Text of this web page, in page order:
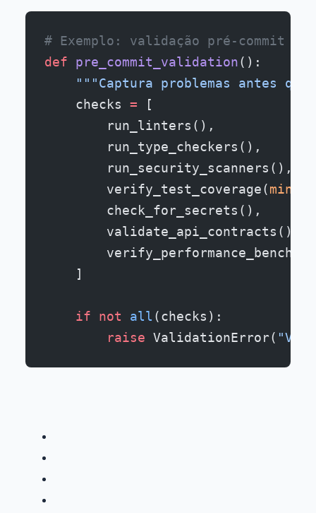
# Exemplo: validação pré-commit
def pre_commit_validation():
"""Captura problemas antes
    checks
= [
        run_linters(),
        run_type_checkers(),
        run_security_scanners(),
        verify_test_coverage(
        check_for_secrets(),
        validate_api_contracts(),
    ]
    if
not all (checks):
        raise
ValidationError(